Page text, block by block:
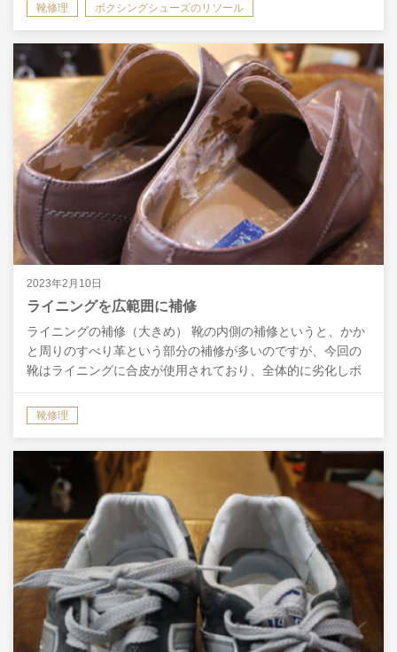
靴修理 ボクシングシューズのリソール
2023年2月10日
ライニングを広範囲に補修
ライニングの補修（大きめ） 靴の内側の補修というと、かか
と周りのすべり革という部分の補修が多いのですが、今回の
靴はライニングに合皮が使用されており、全体的に劣化しボ
状…
靴修理